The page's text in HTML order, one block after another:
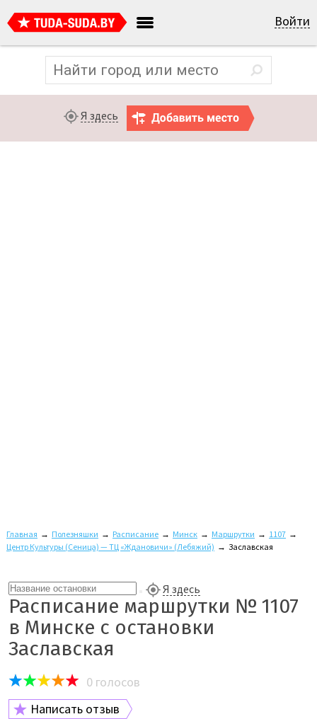
Войти
Я здесь
Главная → Полезняшки → Расписание → Минск → Маршрутки → 1107 →
Центр Культуры (Сеница) — ТЦ «Ждановичи» (Лебяжий) → Заславская
Я здесь
Расписание маршрутки № 1107
в Минске с остановки
Заславская
0 голосов
Написать отзыв